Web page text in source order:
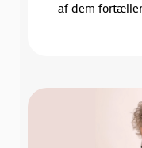
af dem